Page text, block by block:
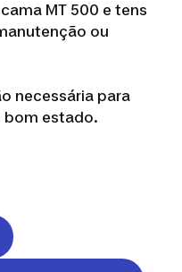
MT 500 e tens
ou
necessária para
bom estado.